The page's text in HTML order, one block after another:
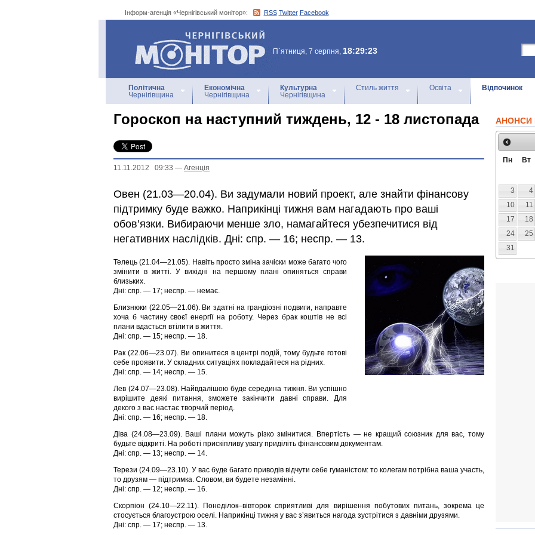
Інформ-агенція «Чернігівський монітор»: RSS Twitter Facebook
Інформ-агенція
«Чернігівський монітор»
П`ятниця, 7 серпня, 18:29:23
Політична
Чернігівщина
Економічна
Чернігівщина
Культурна
Чернігівщина
Стиль життя Освіта Відпочинок
Гороскоп на наступний тиждень, 12 - 18 листопада
11.11.2012 09:33 — Агенцiя
Овен (21.03—20.04). Ви задумали новий проект, але знайти фінансову
підтримку буде важко. Наприкiнцi тижня вам нагадають про вашi
обов’язки. Вибираючи менше зло, намагайтеся убезпечитися від
негативних наслідків. Дні: спр. — 16; неспр. — 13.
Телець (21.04—21.05). Навiть просто змiна зачiски може багато чого
змiнити в життi. У вихiднi на першому планi опиняться справи
близьких.
Дні: спр. — 17; неспр. — немає.
Близнюки (22.05—21.06). Ви здатнi на грандiознi подвиги, направте
хоча б частину своєї енергiї на роботу. Через брак коштiв не всi
плани вдасться втiлити в життя.
Дні: спр. — 15; неспр. — 18.
Рак (22.06—23.07). Ви опинитеся в центрi подiй, тому будьте готовi
себе проявити. У складних ситуацiях покладайтеся на рiдних.
Дні: спр. — 14; неспр. — 15.
Лев (24.07—23.08). Найвдалiшою буде середина тижня. Ви успiшно
вирiшите деякi питання, зможете закiнчити давнi справи. Для
декого з вас настає творчий перiод.
Дні: спр. — 16; неспр. — 18.
Діва (24.08—23.09). Вашi плани можуть рiзко змiнитися. Впертiсть — не кращий союзник для вас, тому
будьте вiдкритi. На роботi прискiпливу увагу придiлiть фiнансовим документам.
Дні: спр. — 13; неспр. — 14.
Терези (24.09—23.10). У вас буде багато приводiв вiдчути себе гуманiстом: то колегам потрiбна ваша участь,
то друзям — пiдтримка. Словом, ви будете незамiннi.
Дні: спр. — 12; неспр. — 16.
Скорпіон (24.10—22.11). Понедiлок–вiвторок сприятливi для вирiшення побутових питань, зокрема це
стосується благоустрою оселi. Наприкiнцi тижня у вас з’явиться нагода зустрiтися з давнiми друзями.
Дні: спр. — 17; неспр. — 13.
АНОНСИ
Пн Вт
3
4
10
11
17
18
24
25
31